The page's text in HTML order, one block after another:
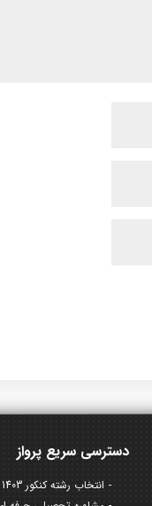
دسترسی سریع پرواز
انتخاب رشته کنکور 1403